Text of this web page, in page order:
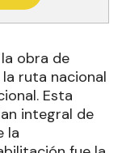
obra de
ruta nacional
Esta
integral de
la